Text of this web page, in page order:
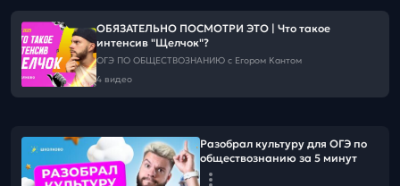
ОБЯЗАТЕЛЬНО ПОСМОТРИ ЭТО | Что такое
интенсив "Щелчок"?
ОГЭ ПО ОБЩЕСТВОЗНАНИЮ c Егором Кантом
4 видео
Разобрал культуру для ОГЭ по
обществознанию за 5 минут